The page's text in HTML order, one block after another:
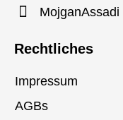
MojganAssadi
Rechtliches
Impressum
AGBs